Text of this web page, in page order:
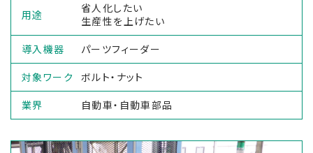
用途
省人化したい
生産性を上げたい
導入機器
パーツフィーダー
対象ワーク
ボルト・ナット
業界
自動車・自動車部品